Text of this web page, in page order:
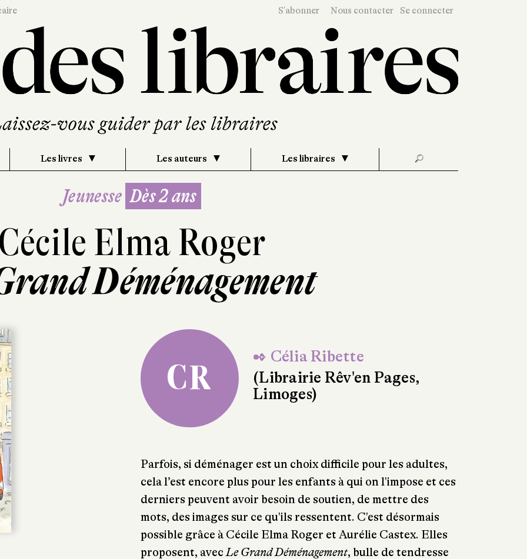
S'abonner Nous contacter Se connecter
Les livres Les auteurs Les libraires 🔎
Jeunesse Dès 2 ans
Elma Roger
Déménagement
CR
✒ Célia Ribette
(Librairie Rêv'en Pages,
Limoges)
Parfois, si déménager est un choix difficile pour les adultes,
cela l’est encore plus pour les enfants à qui on l'impose et ces
derniers peuvent avoir besoin de soutien, de mettre des
mots, des images sur ce qu'ils ressentent. C'est désormais
possible grâce à Cécile Elma Roger et Aurélie Castex. Elles
proposent, avecLe Grand Déménagement, bulle de tendresse